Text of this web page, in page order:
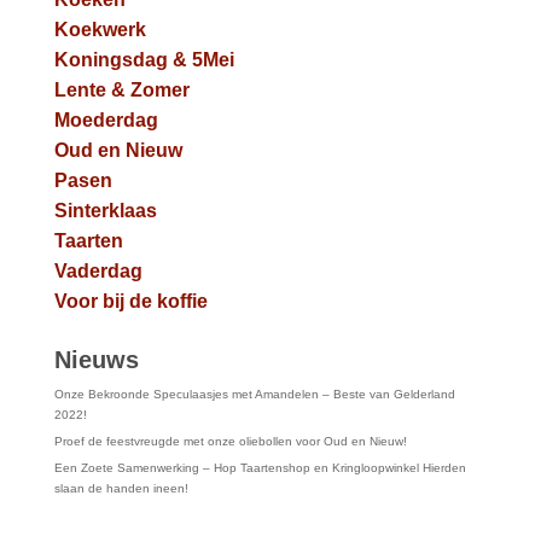
Koekwerk
Koningsdag & 5Mei
Lente & Zomer
Moederdag
Oud en Nieuw
Pasen
Sinterklaas
Taarten
Vaderdag
Voor bij de koffie
Nieuws
Onze Bekroonde Speculaasjes met Amandelen – Beste van Gelderland
2022!
Proef de feestvreugde met onze oliebollen voor Oud en Nieuw!
Een Zoete Samenwerking – Hop Taartenshop en Kringloopwinkel Hierden
slaan de handen ineen!